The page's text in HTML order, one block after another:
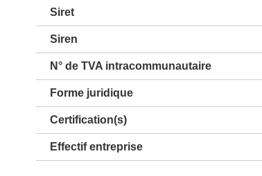
Siret
Siren
N° de TVA intracommunautaire
Forme juridique
Certification(s)
Effectif entreprise